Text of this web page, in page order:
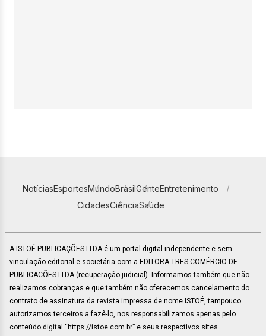
NotíciasEsportesMundoBrasilGenteEntretenimento
CidadesCiênciaSaúde
A ISTOÉ PUBLICAÇÕES LTDA é um portal digital independente e sem
vinculação editorial e societária com a EDITORA TRES COMÉRCIO DE
PUBLICACÕES LTDA (recuperação judicial). Informamos também que não
realizamos cobranças e que também não oferecemos cancelamento do
contrato de assinatura da revista impressa de nome ISTOÉ, tampouco
autorizamos terceiros a fazê-lo, nos responsabilizamos apenas pelo
conteúdo digital “https://istoe.com.br” e seus respectivos sites.